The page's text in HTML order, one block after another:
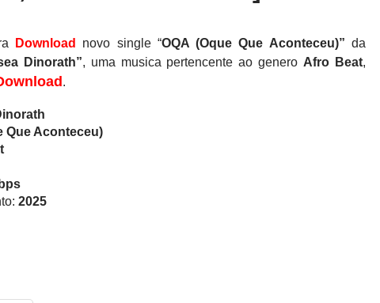
Download novo single“OQA (Oque Que Aconteceu)”da
Dinorath”, uma musica pertencente ao genero Afro Beat,
.
Que Aconteceu)
2025